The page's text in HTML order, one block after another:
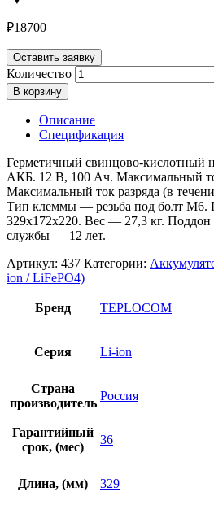
₽18700
Оставить заявку
Количество
В корзину
Описание
Спецификация
Герметичный свинцово-кислотный
АКБ. 12 В, 100 Ач. Максимальный
Максимальный ток разряда (в
Тип клеммы — резьба под болт М6.
329х172х220. Вес — 27,3 кг. Поддон
службы — 12 лет.
Артикул: 437 Категории:
ion / LiFePO4)
Бренд TEPLOCOM
Серия Li-ion
Страна
производитель
Россия
Гарантийный
срок, (мес)
36
Длина, (мм) 329